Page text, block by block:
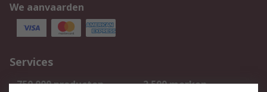
We aanvaarden
Services
750.000 producten
2.500 merken